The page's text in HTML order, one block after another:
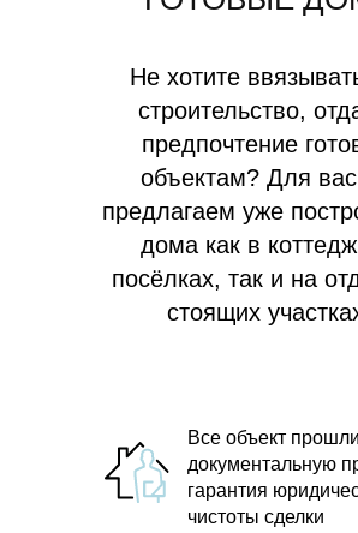
Не хотите
строительство,
предпочтение
объектам? Для
предлагаем уже
дома как в
посёлках, так и на
стоящих
Все объект прошли
документальную
гарантия
чистоты сделки